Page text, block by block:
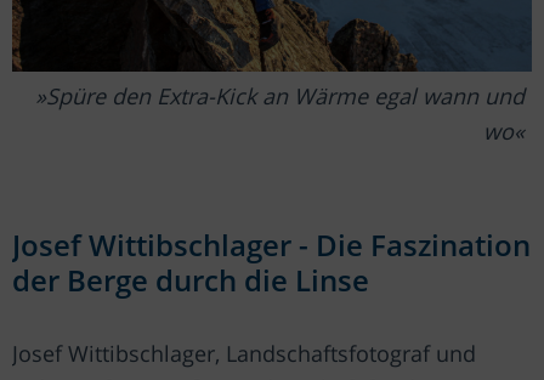
Spüre den Extra-Kick an Wärme egal wann und
wo
Josef Wittibschlager - Die Faszination
der Berge durch die Linse
Josef Wittibschlager, Landschaftsfotograf und